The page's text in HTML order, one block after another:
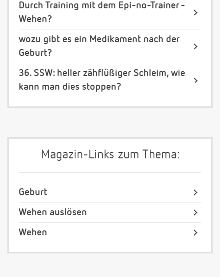
Durch Training mit dem Epi-no-Trainer -
Wehen?
wozu gibt es ein Medikament nach der
Geburt?
36. SSW: heller zähflüßiger Schleim, wie
kann man dies stoppen?
Magazin-Links zum Thema:
Geburt
Wehen auslösen
Wehen